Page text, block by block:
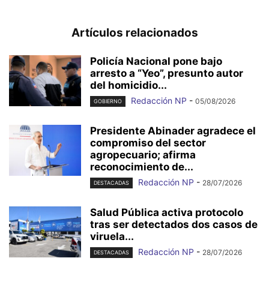
Artículos relacionados
Policía Nacional pone bajo
arresto a “Yeo”, presunto autor
del homicidio...
GOBIERNO Redacción NP - 05/08/2026
Presidente Abinader agradece el
compromiso del sector
agropecuario; afirma
reconocimiento de...
DESTACADAS Redacción NP - 28/07/2026
Salud Pública activa protocolo
tras ser detectados dos casos de
viruela...
DESTACADAS Redacción NP - 28/07/2026